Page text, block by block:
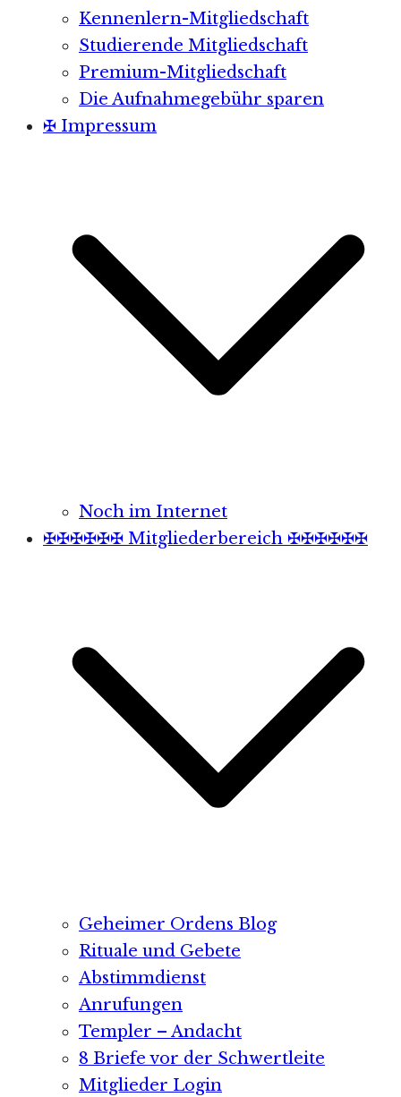
Kennenlern-Mitgliedschaft
Studierende Mitgliedschaft
Premium-Mitgliedschaft
Die Aufnahmegebühr sparen
✠ Impressum
Noch im Internet
✠✠✠✠✠✠ Mitgliederbereich ✠✠✠✠✠✠
Geheimer Ordens Blog
Rituale und Gebete
Abstimmdienst
Anrufungen
Templer – Andacht
8 Briefe vor der Schwertleite
Mitglieder Login